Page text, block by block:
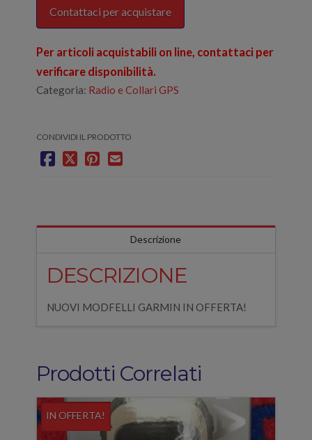
Contattaci per acquistare
Per articoli acquistabili on line, contattaci per
verificare disponibilità.
Categoria: Radio e Collari GPS
CONDIVIDI IL PRODOTTO
Descrizione
DESCRIZIONE
NUOVI MODFELLI GARMIN IN OFFERTA!
Prodotti Correlati
IN OFFERTA!